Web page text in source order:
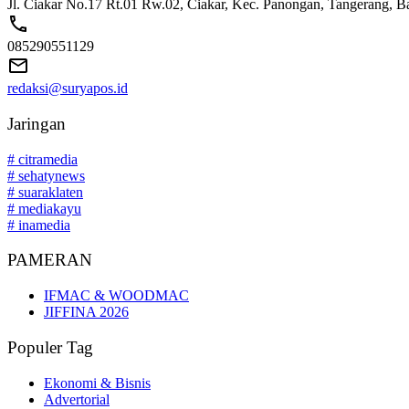
Jl. Ciakar No.17 Rt.01 Rw.02, Ciakar, Kec. Panongan, Tangerang,
085290551129
redaksi@suryapos.id
Jaringan
# citramedia
# sehatynews
# suaraklaten
# mediakayu
# inamedia
PAMERAN
IFMAC & WOODMAC
JIFFINA 2026
Populer Tag
Ekonomi & Bisnis
Advertorial